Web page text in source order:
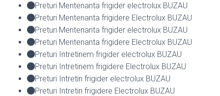
Preturi Mentenanta frigider electrolux BUZAU
Preturi Mentenanta frigidere Electrolux BUZAU
Preturi Mentenanta frigider electrolux BUZAU
Preturi Mentenanta frigidere Electrolux BUZAU
Preturi Intretinem frigider electrolux BUZAU
Preturi Intretinem frigidere Electrolux BUZAU
Preturi Intretin frigider electrolux BUZAU
Preturi Intretin frigidere Electrolux BUZAU